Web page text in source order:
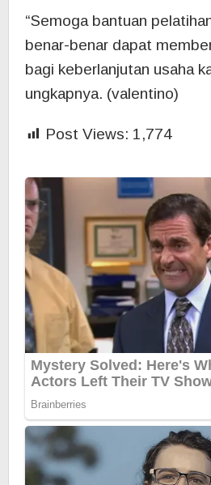
“Semoga bantuan
benar-benar dapat
bagi keberlanjutan usaha
ungkapnya. (valentino)
Post Views: 1,774